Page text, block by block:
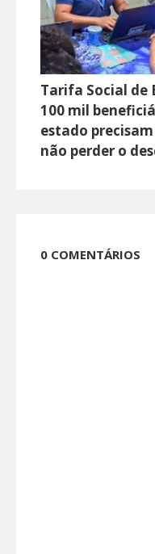
Tarifa Social de
100 mil
estado
não perder o
0 COMENTÁRIOS